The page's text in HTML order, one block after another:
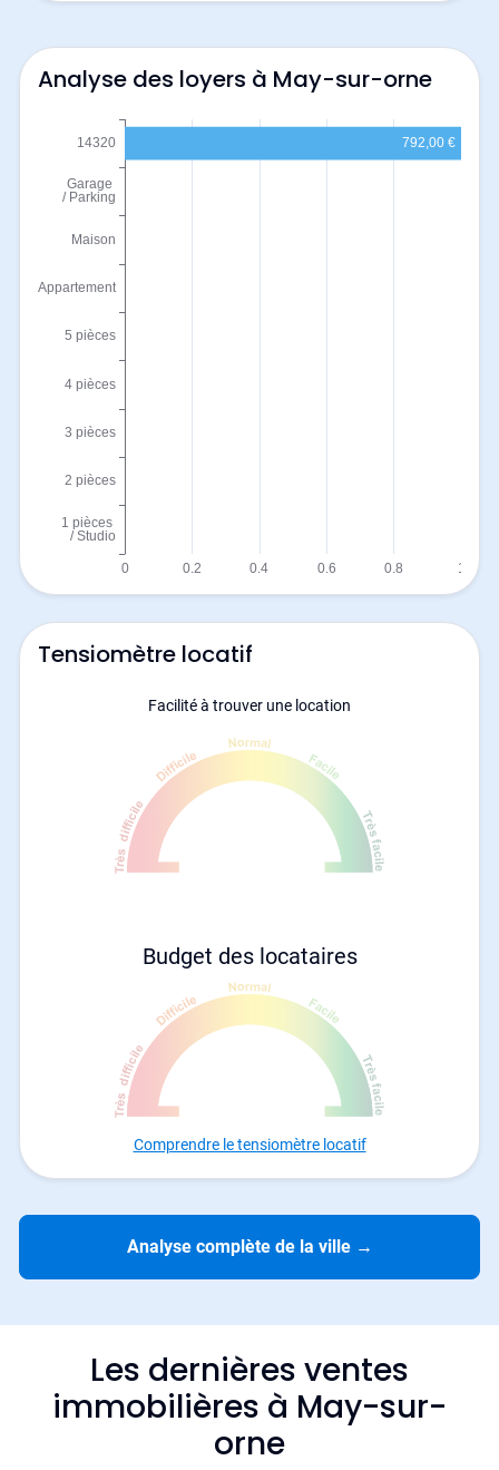
Analyse des loyers à May-sur-orne
Tensiomètre locatif
Facilité à trouver une location
Budget des locataires
Comprendre le tensiomètre locatif
Analyse complète de la ville →
Les dernières ventes
immobilières à May-sur-
orne